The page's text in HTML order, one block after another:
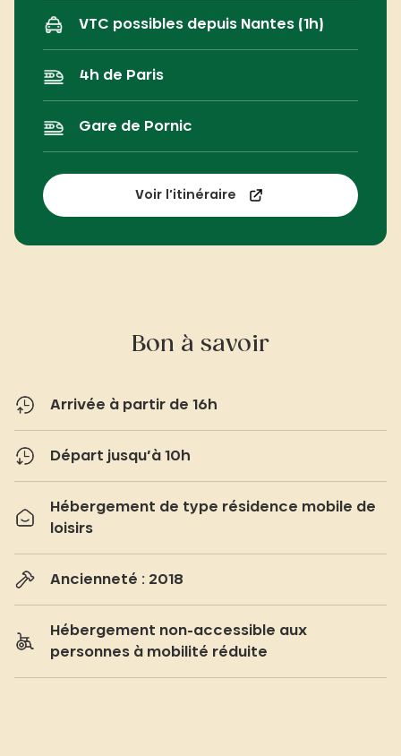
VTC possibles depuis Nantes (1h)
4h de Paris
Gare de Pornic
Voir l’itinéraire
Bon à savoir
Arrivée à partir de 16h
Départ jusqu’à 10h
Hébergement de type résidence mobile de
loisirs
Ancienneté : 2018
Hébergement non-accessible aux
personnes à mobilité réduite